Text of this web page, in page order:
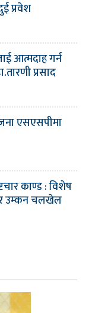
प्रवेश
आत्मदाह गर्न
प्रसाद
एसएसपीमा
काण्ड : विशेष
उम्कन चलखेल